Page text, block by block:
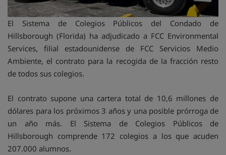
El Sistema de Colegios Públicos del Condado de
Hillsborough (Florida) ha adjudicado a FCC Environmental
Services, filial estadounidense de FCC Servicios Medio
Ambiente, el contrato para la recogida de la fracción resto
de todos sus colegios.
El contrato supone una cartera total de 10,6 millones de
dólares para los próximos 3 años y una posible prórroga de
un año más. El Sistema de Colegios Públicos de
Hillsborough comprende 172 colegios a los que acuden
207.000 alumnos.